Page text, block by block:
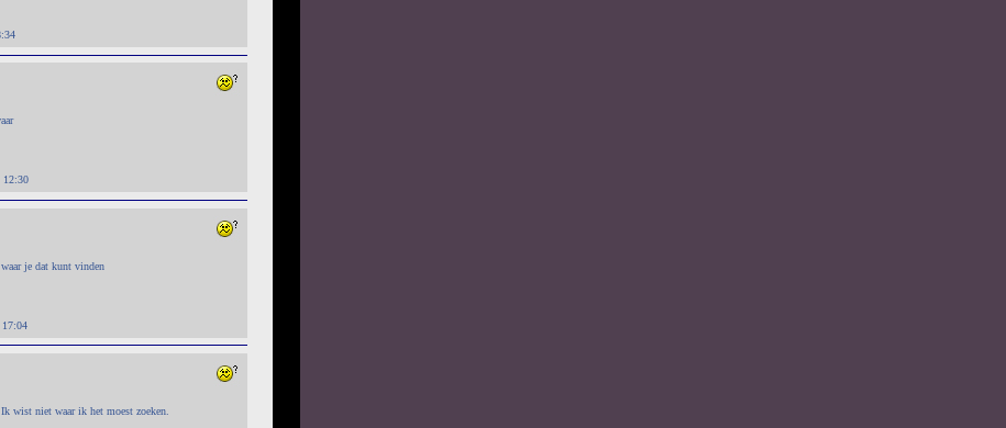
12:30
je dat kunt vinden
17:04
wist niet waar ik het moest zoeken.